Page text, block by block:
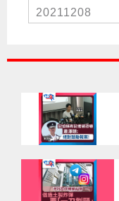
20211208